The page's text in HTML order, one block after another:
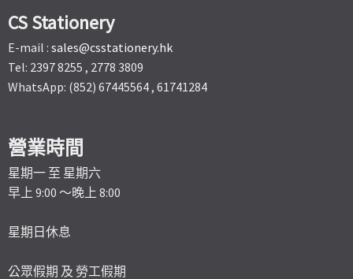
CS Stationery
E-mail : sales@csstationery.hk
Tel: 2397 8255 , 2778 3809
WhatsApp: (852) 67445564 , 61741284
營業時間
星期一 至 星期六
早上 9:00 ～晚上 8:00
星期日休息
公眾假期 及 勞工假期